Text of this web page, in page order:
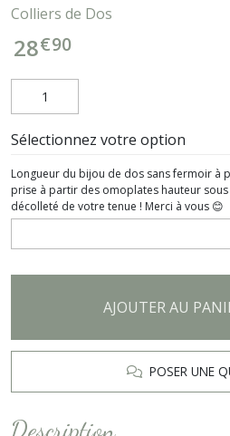
Colliers de Dos
28€90
Sélectionnez votre option
Longueur du bijou de dos sans fermoir à
prise à partir des omoplates hauteur
décolleté de votre tenue ! Merci à vous 😊
AJOUTER AU
POSER UNE
Description